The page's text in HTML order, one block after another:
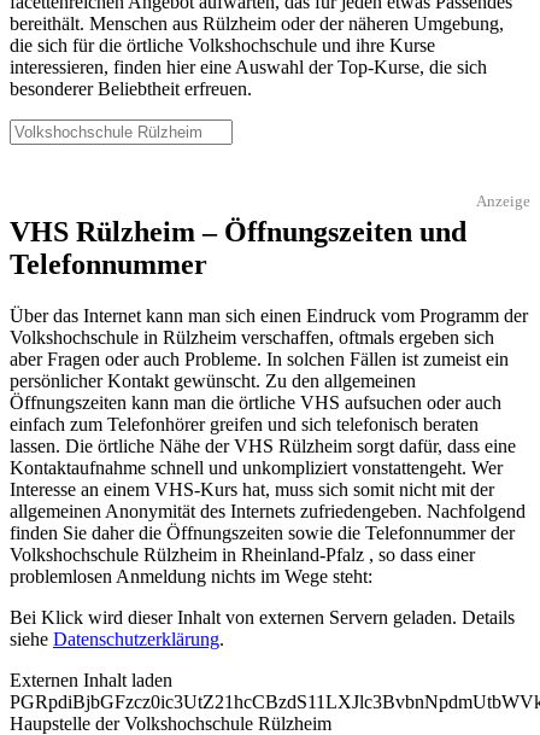
bereithält. Menschen aus Rülzheim oder der näheren Umgebung,
die sich für die örtliche Volkshochschule und ihre Kurse
interessieren, finden hier eine Auswahl der Top-Kurse, die sich
besonderer Beliebtheit erfreuen.
Anzeige
VHS Rülzheim – Öffnungszeiten und
Telefonnummer
Über das Internet kann man sich einen Eindruck vom Programm der
Volkshochschule in Rülzheim verschaffen, oftmals ergeben sich
aber Fragen oder auch Probleme. In solchen Fällen ist zumeist ein
persönlicher Kontakt gewünscht. Zu den allgemeinen
Öffnungszeiten kann man die örtliche VHS aufsuchen oder auch
einfach zum Telefonhörer greifen und sich telefonisch beraten
lassen. Die örtliche Nähe der VHS Rülzheim sorgt dafür, dass eine
Kontaktaufnahme schnell und unkompliziert vonstattengeht. Wer
Interesse an einem VHS-Kurs hat, muss sich somit nicht mit der
allgemeinen Anonymität des Internets zufriedengeben. Nachfolgend
finden Sie daher die Öffnungszeiten sowie die Telefonnummer der
Volkshochschule Rülzheim in Rheinland-Pfalz , so dass einer
problemlosen Anmeldung nichts im Wege steht:
Bei Klick wird dieser Inhalt von externen Servern geladen. Details
siehe Datenschutzerklärung.
Externen Inhalt laden
Haupstelle der Volkshochschule Rülzheim